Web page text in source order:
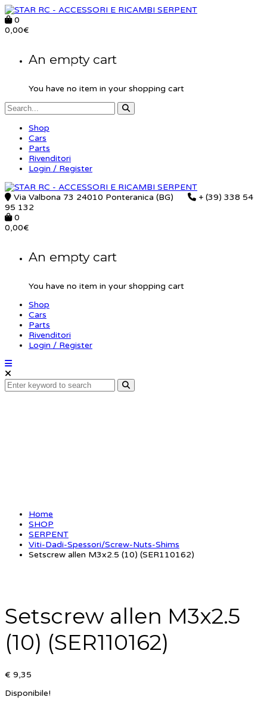
0
0,00€
An empty cart
You have no item in your shopping cart
Shop
Cars
Parts
Rivenditori
Login / Register
Via Valbona 73 24010 Ponteranica (BG)
+ (39) 338 54
95 132
0
0,00€
An empty cart
You have no item in your shopping cart
Shop
Cars
Parts
Rivenditori
Login / Register
Home
SHOP
SERPENT
Viti-Dadi-Spessori/Screw-Nuts-Shims
Setscrew allen M3x2.5 (10) (SER110162)
Setscrew allen M3x2.5
(10) (SER110162)
€ 9,35
Disponibile!